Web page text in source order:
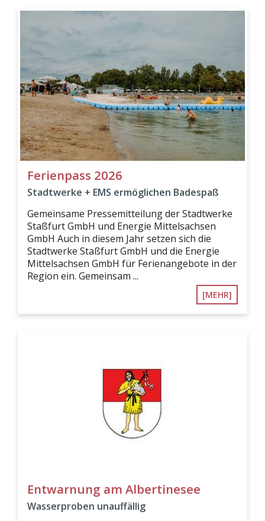
Ferienpass 2026
Stadtwerke + EMS ermöglichen Badespaß
Gemeinsame Pressemitteilung der Stadtwerke
Staßfurt GmbH und Energie Mittelsachsen
GmbH Auch in diesem Jahr setzen sich die
Stadtwerke Staßfurt GmbH und die Energie
Mittelsachsen GmbH für Ferienangebote in der
Region ein. Gemeinsam ...
[MEHR]
Entwarnung am Albertinesee
Wasserproben unauffällig